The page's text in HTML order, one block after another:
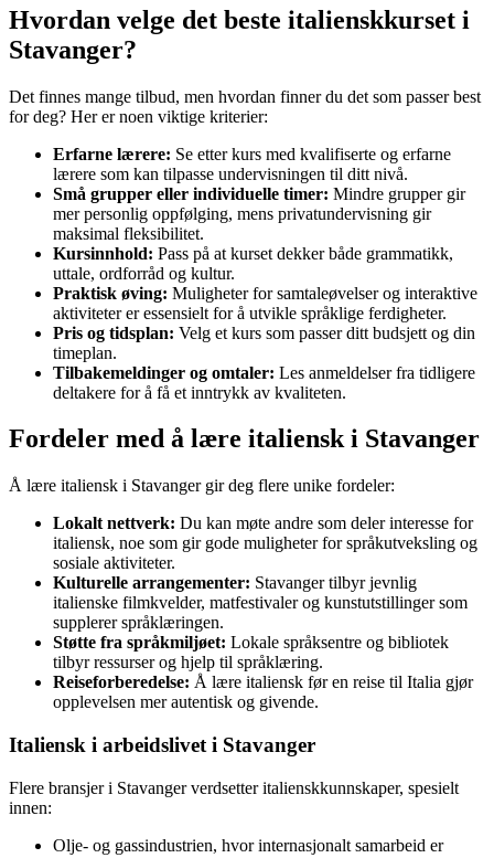
Hvordan velge det beste italienskkurset i
Stavanger?
Det finnes mange tilbud, men hvordan finner du det som passer best
for deg? Her er noen viktige kriterier:
Erfarne lærere: Se etter kurs med kvalifiserte og erfarne
lærere som kan tilpasse undervisningen til ditt nivå.
Små grupper eller individuelle timer: Mindre grupper gir
mer personlig oppfølging, mens privatundervisning gir
maksimal fleksibilitet.
Kursinnhold: Pass på at kurset dekker både grammatikk,
uttale, ordforråd og kultur.
Praktisk øving: Muligheter for samtaleøvelser og interaktive
aktiviteter er essensielt for å utvikle språklige ferdigheter.
Pris og tidsplan: Velg et kurs som passer ditt budsjett og din
timeplan.
Tilbakemeldinger og omtaler: Les anmeldelser fra tidligere
deltakere for å få et inntrykk av kvaliteten.
Fordeler med å lære italiensk i Stavanger
Å lære italiensk i Stavanger gir deg flere unike fordeler:
Lokalt nettverk: Du kan møte andre som deler interesse for
italiensk, noe som gir gode muligheter for språkutveksling og
sosiale aktiviteter.
Kulturelle arrangementer: Stavanger tilbyr jevnlig
italienske filmkvelder, matfestivaler og kunstutstillinger som
supplerer språklæringen.
Støtte fra språkmiljøet: Lokale språksentre og bibliotek
tilbyr ressurser og hjelp til språklæring.
Reiseforberedelse: Å lære italiensk før en reise til Italia gjør
opplevelsen mer autentisk og givende.
Italiensk i arbeidslivet i Stavanger
Flere bransjer i Stavanger verdsetter italienskkunnskaper, spesielt
innen:
Olje- og gassindustrien, hvor internasjonalt samarbeid er